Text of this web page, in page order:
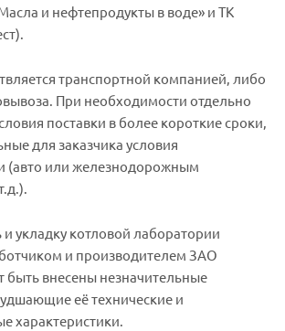
и нефтепродукты в воде» и ТК
транспортной компанией, либо
При необходимости отдельно
поставки в более короткие сроки,
для заказчика условия
(авто или железнодорожным
укладку котловой лаборатории
и производителем ЗАО
быть внесены незначительные
её технические и
характеристики.